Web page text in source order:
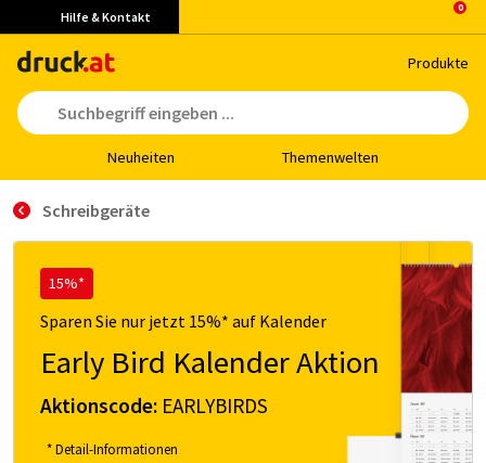
Hilfe & Kontakt
Pro­duk­te
Neu­hei­ten The­men­wel­ten
Schreibgeräte
15%*
Sparen Sie nur jetzt 15%* auf Kalender
Early Bird Kalender Aktion
Aktionscode: EARLYBIRDS
* Detail-Informationen